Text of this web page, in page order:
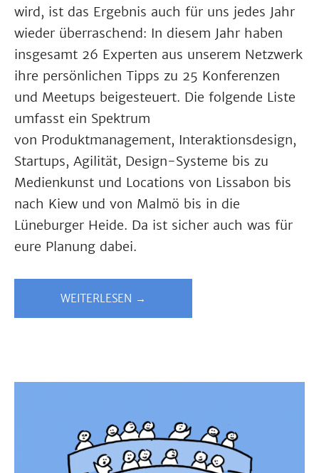
wird, ist das Ergebnis auch für uns jedes Jahr
wieder überraschend: In diesem Jahr haben
insgesamt 26 Experten aus unserem Netzwerk
ihre persönlichen Tipps zu 25 Konferenzen
und Meetups beigesteuert. Die folgende Liste
umfasst ein Spektrum
von Produktmanagement, Interaktionsdesign,
Startups, Agilität, Design-Systeme bis zu
Medienkunst und Locations von Lissabon bis
nach Kiew und von Malmö bis in die
Lüneburger Heide. Da ist sicher auch was für
eure Planung dabei.
WEITERLESEN →